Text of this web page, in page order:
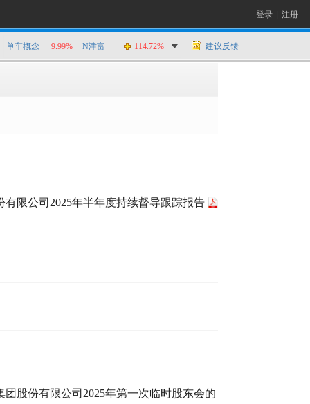
登录 注册
单车概念 9.99% N津富 114.72% 建议反馈
限公司2025年半年度持续督导跟踪报告
股份有限公司2025年第一次临时股东会的